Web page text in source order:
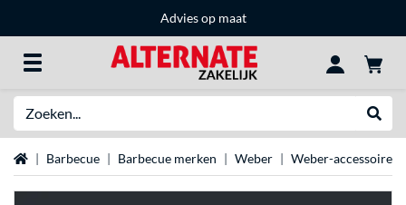
Advies op maat
Home Barbecue Barbecue merken Weber Weber-accessoires